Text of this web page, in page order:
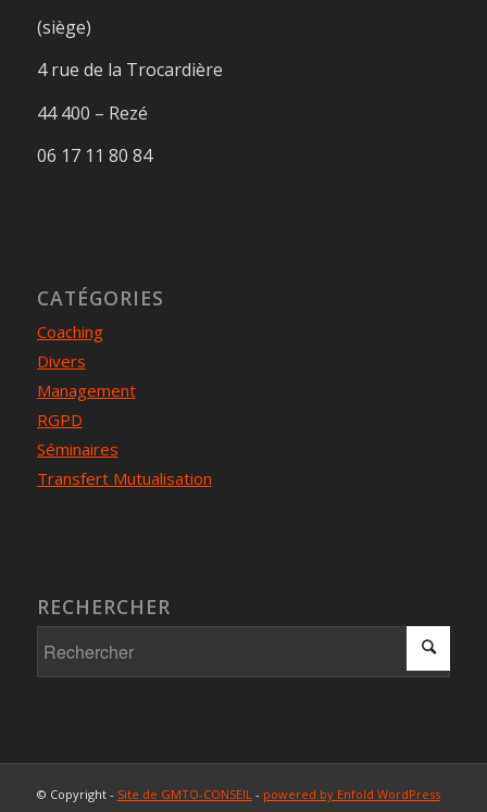
(siège)
4 rue de la Trocardière
44 400 – Rezé
06 17 11 80 84
CATÉGORIES
Coaching
Divers
Management
RGPD
Séminaires
Transfert Mutualisation
RECHERCHER
© Copyright - Site de GMTO-CONSEIL - powered by Enfold WordPress